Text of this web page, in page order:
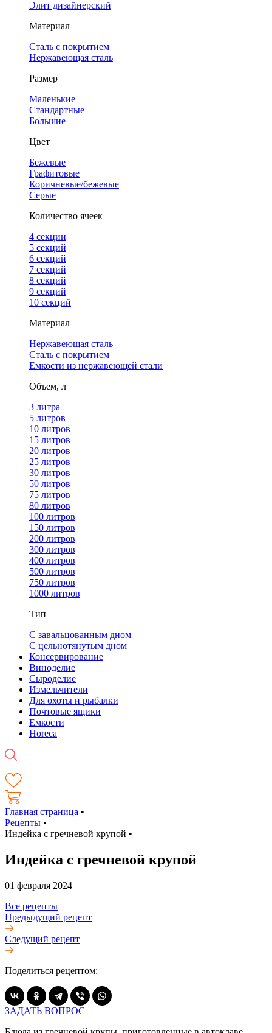
Элит дизайнерский
Материал
Сталь с покрытием
Нержавеющая сталь
Размер
Маленькие
Стандартные
Большие
Цвет
Бежевые
Графитовые
Коричневые/бежевые
Серые
Количество ячеек
4 cекции
5 секций
6 секций
7 секций
8 секций
9 секций
10 секций
Материал
Нержавеющая сталь
Сталь с покрытием
Емкости из нержавеющей стали
Объем, л
3 литра
5 литров
10 литров
15 литров
20 литров
25 литров
30 литров
50 литров
75 литров
80 литров
100 литров
150 литров
200 литров
300 литров
400 литров
500 литров
750 литров
1000 литров
Тип
С завальцованным дном
С цельнотянутым дном
Консервирование
Виноделие
Сыроделие
Измельчители
Для охоты и рыбалки
Почтовые ящики
Емкости
Horeca
Главная страница •
Рецепты •
Индейка с гречневой крупой •
Индейка с гречневой крупой
01 февраля 2024
Все рецепты
Предыдущий рецепт
Следущий рецепт
Поделиться рецептом:
ЗАДАТЬ ВОПРОС